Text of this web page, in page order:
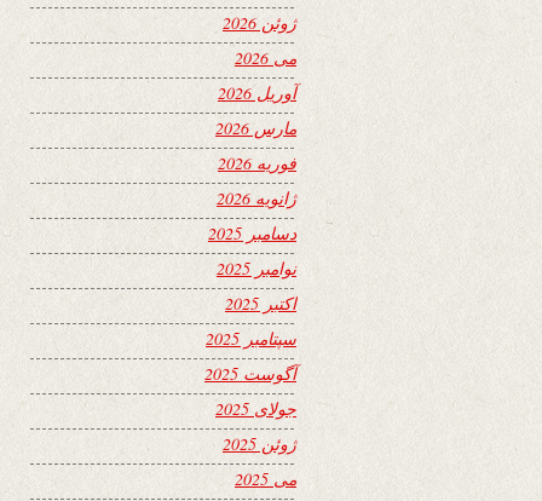
ژوئن 2026
می 2026
آوریل 2026
مارس 2026
فوریه 2026
ژانویه 2026
دسامبر 2025
نوامبر 2025
اکتبر 2025
سپتامبر 2025
آگوست 2025
جولای 2025
ژوئن 2025
می 2025